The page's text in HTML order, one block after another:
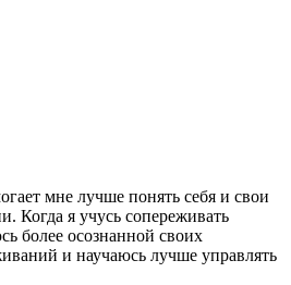
мне лучше понять себя и свои
Когда я учусь сопереживать
более осознанной своих
и научаюсь лучше управлять